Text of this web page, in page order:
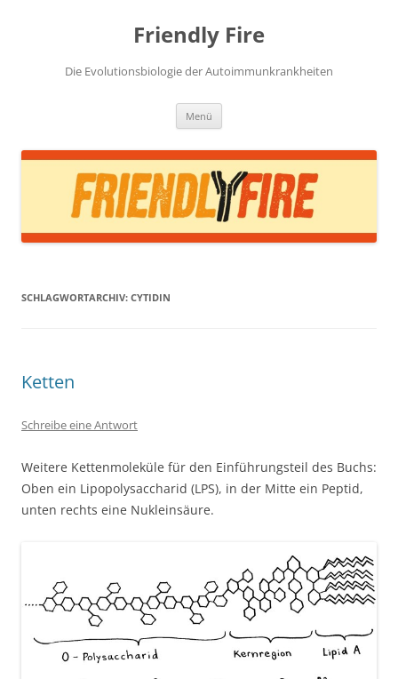
Friendly Fire
Die Evolutionsbiologie der Autoimmunkrankheiten
Menü
SCHLAGWORTARCHIV: CYTIDIN
Ketten
Schreibe eine Antwort
Weitere Kettenmoleküle für den Einführungsteil des Buchs:
Oben ein Lipopolysaccharid (LPS), in der Mitte ein Peptid,
unten rechts eine Nukleinsäure.